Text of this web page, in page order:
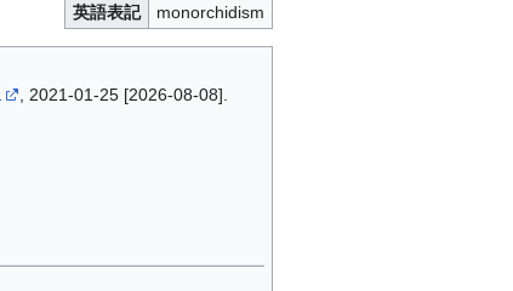
英語表記
monorchidism
, 2021-01-25 [2026-08-08].